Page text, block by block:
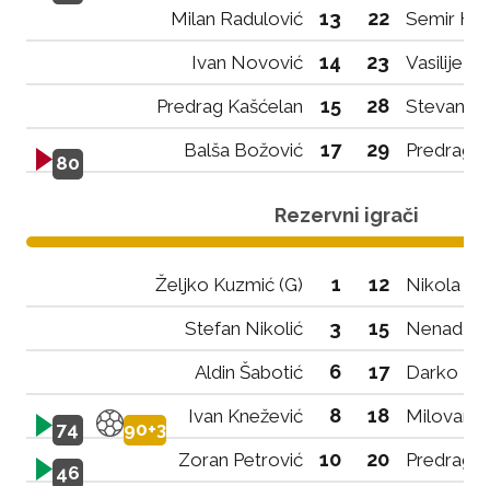
Milan Radulović
13 22
Semir
Ivan Novović
14 23
Vasilije
Predrag Kašćelan
15 28 Stevan
80
Balša Božović 17 29 Predrag
Rezervni igrači
Željko Kuzmić (G) 1 12
Nikola
Stefan Nikolić
3 15
Nenad
Aldin Šabotić
6 17 Darko
74 90+3
Ivan Knežević 8 18 Milovan
46
Zoran Petrović 10 20 Predrag